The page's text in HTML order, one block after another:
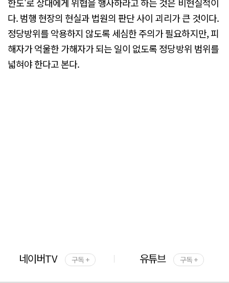
다. 범행 현장의 현실과 법원의 판단 사이 괴리가 큰 것이다.
정당방위를 악용하지 않도록 세심한 주의가 필요하지만, 피
해자가 억울한 가해자가 되는 일이 없도록 정당방위 범위를
넓혀야 한다고 본다.
네이버TV 구독 + 유튜브 구독 +